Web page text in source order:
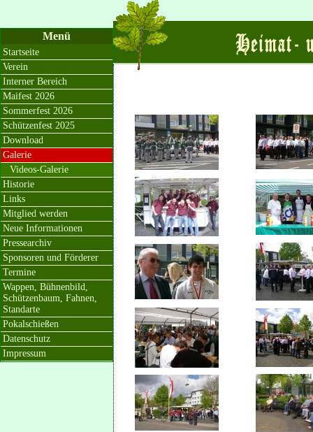
Menü
Startseite
Verein
Interner Bereich
Maifest 2026
Sommerfest 2026
Schützenfest 2025
Download
Galerie
Videos-Galerie
Historie
Links
Mitglied werden
Neue Informationen
Pressearchiv
Sponsoren und Förderer
Termine
Wappen, Bühnenbild,
Schützenbaum, Fahnen,
Standarte
Pokalschießen
Datenschutz
Impressum